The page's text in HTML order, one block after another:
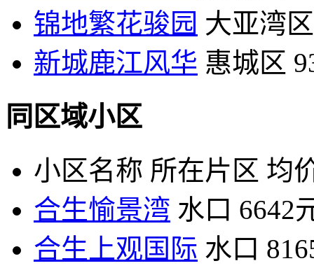
锦地繁花骏园 大亚湾区
新城鹿江风华 惠城区
同区域小区
小区名称 所在片区 均
合生愉景湾 水口 6642
合生上观国际 水口